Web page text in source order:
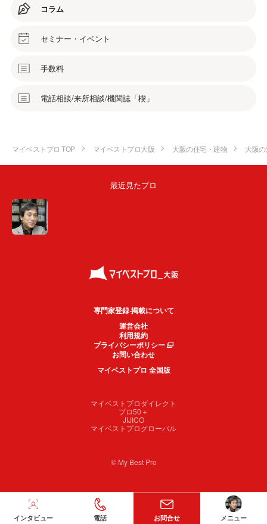
コラム
セミナー・イベント
手数料
電話相談/来所相談/機関誌「楔」
マイベストプロ TOP マイベストプロ大阪 大阪の住宅・建物 大阪
最近見たプロ
専門家登録·掲載について
運営会社
利用規約
プライバシーポリシー
お問い合わせ
マイベストプロ 全国版
マイベストプロダイレクト
プロ50＋
JIJICO
マイベストプログローバル
© My Best Pro
インタビュー 電話 お問合せ メニュー